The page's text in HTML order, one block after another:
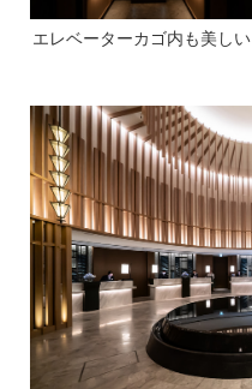
エレベーターカゴ内も美しい